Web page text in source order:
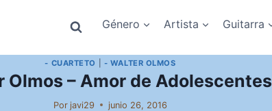
Género Artista Guitarra
- CUARTETO - WALTER OLMOS
Olmos – Amor de Adolescentes
Por javi29 junio 26, 2016